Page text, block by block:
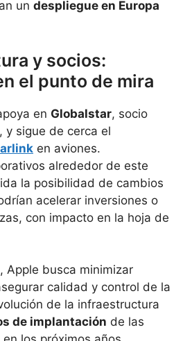
un despliegue en Europa
y socios:
el punto de mira
en Globalstar, socio
y sigue de cerca el
en aviones.
alrededor de este
la posibilidad de cambios
acelerar inversiones o
con impacto en la hoja de
Apple busca minimizar
calidad y control de la
de la infraestructura
de implantación de las